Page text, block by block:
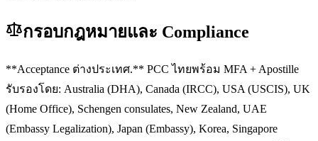
กรอบกฎหมายและ Compliance
**Acceptance ต่างประเทศ.** PCC ไทยพร้อม MFA + Apostille
รับรองโดย: Australia (DHA), Canada (IRCC), USA (USCIS), UK
(Home Office), Schengen consulates, New Zealand, UAE
(Embassy Legalization), Japan (Embassy), Korea, Singapore